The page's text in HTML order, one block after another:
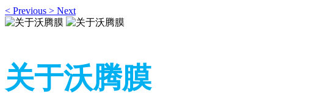
< Previous > Next
关于沃腾膜